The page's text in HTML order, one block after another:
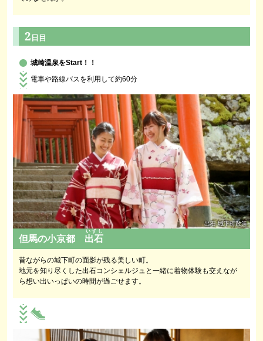
2日目
城崎温泉をStart！！
電車や路線バスを利用して約60分
出石 城下町散策
但馬の小京都 出石
いずし
昔ながらの城下町の面影が残る美しい町。
地元を知り尽くした出石コンシェルジュと一緒に着物体験も交えなが
ら想い出いっぱいの時間が過ごせます。